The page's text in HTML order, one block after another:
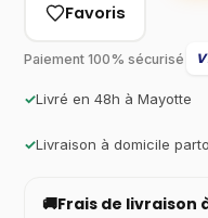
Favoris
Paiement 100% sécurisé
✓Livré en 48h à Mayotte
✓Livraison à domicile
🚚Frais de livraison